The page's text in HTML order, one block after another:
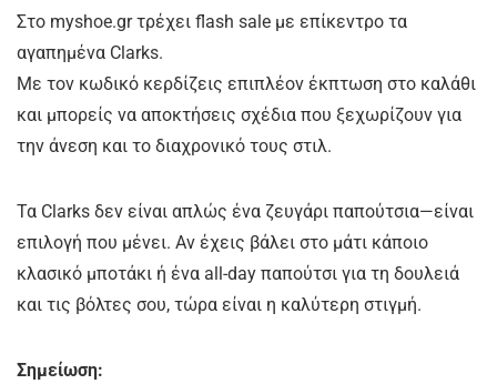
Στο myshoe.gr τρέχει flash sale με επίκεντρο τα
αγαπημένα Clarks.
Με τον κωδικό κερδίζεις επιπλέον έκπτωση στο καλάθι
και μπορείς να αποκτήσεις σχέδια που ξεχωρίζουν για
την άνεση και το διαχρονικό τους στιλ.
Τα Clarks δεν είναι απλώς ένα ζευγάρι παπούτσια—είναι
επιλογή που μένει. Αν έχεις βάλει στο μάτι κάποιο
κλασικό μποτάκι ή ένα all-day παπούτσι για τη δουλειά
και τις βόλτες σου, τώρα είναι η καλύτερη στιγμή.
Σημείωση: